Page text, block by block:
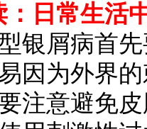
日常生活
屑病首先
因为外界
注意避免